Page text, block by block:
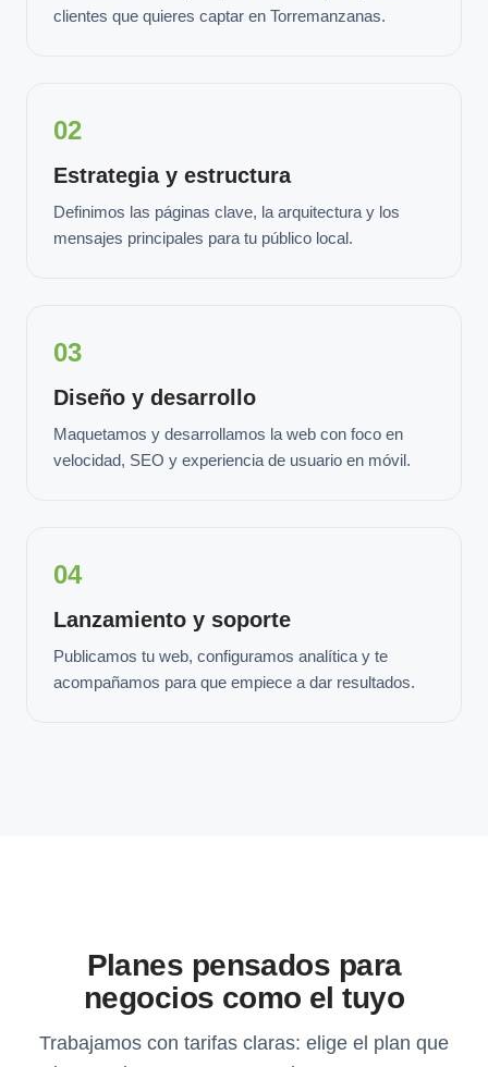
clientes que quieres captar en Torremanzanas.
02
Estrategia y estructura
Definimos las páginas clave, la arquitectura y los
mensajes principales para tu público local.
03
Diseño y desarrollo
Maquetamos y desarrollamos la web con foco en
velocidad, SEO y experiencia de usuario en móvil.
04
Lanzamiento y soporte
Publicamos tu web, configuramos analítica y te
acompañamos para que empiece a dar resultados.
Planes pensados para
negocios como el tuyo
Trabajamos con tarifas claras: elige el plan que